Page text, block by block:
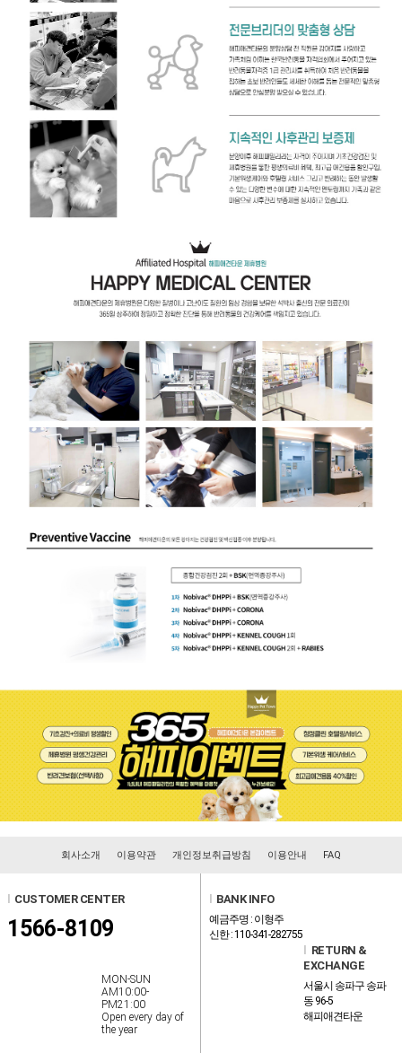
회사소개 이용약관 개인정보취급방침 이용안내 FAQ
l CUSTOMER CENTER
1566-8109
MON-SUN
AM10:00-
PM21:00
Open every day of
the year
l BANK INFO
예금주명 : 이형주
신한 : 110-341-282755
l RETURN &
EXCHANGE
서울시 송파구 송파
동 96-5
해피애견타운